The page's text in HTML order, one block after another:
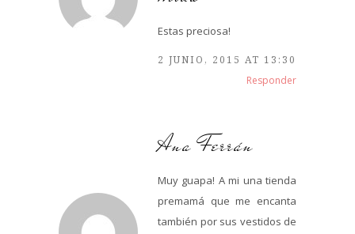
Estas preciosa!
2 JUNIO, 2015 AT 13:30
Responder
Ana Ferrán
Muy guapa! A mi una tienda
premamá que me encanta
también por sus vestidos de